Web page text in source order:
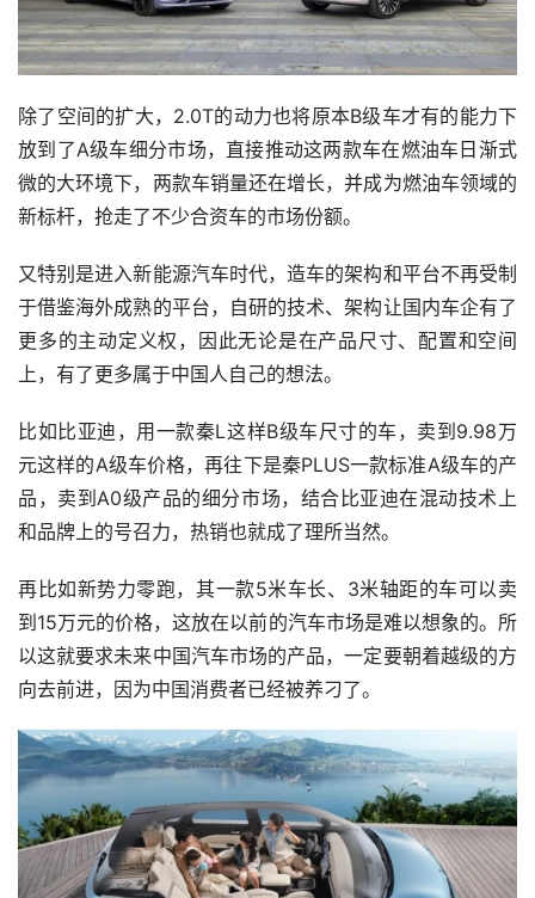
除了空间的扩大，2.0T的动力也将原本B级车才有的能力下
放到了A级车细分市场，直接推动这两款车在燃油车日渐式
微的大环境下，两款车销量还在增长，并成为燃油车领域的
新标杆，抢走了不少合资车的市场份额。
又特别是进入新能源汽车时代，造车的架构和平台不再受制
于借鉴海外成熟的平台，自研的技术、架构让国内车企有了
更多的主动定义权，因此无论是在产品尺寸、配置和空间
上，有了更多属于中国人自己的想法。
比如比亚迪，用一款秦L这样B级车尺寸的车，卖到9.98万
元这样的A级车价格，再往下是秦PLUS一款标准A级车的产
品，卖到A0级产品的细分市场，结合比亚迪在混动技术上
和品牌上的号召力，热销也就成了理所当然。
再比如新势力零跑，其一款5米车长、3米轴距的车可以卖
到15万元的价格，这放在以前的汽车市场是难以想象的。所
以这就要求未来中国汽车市场的产品，一定要朝着越级的方
向去前进，因为中国消费者已经被养刁了。